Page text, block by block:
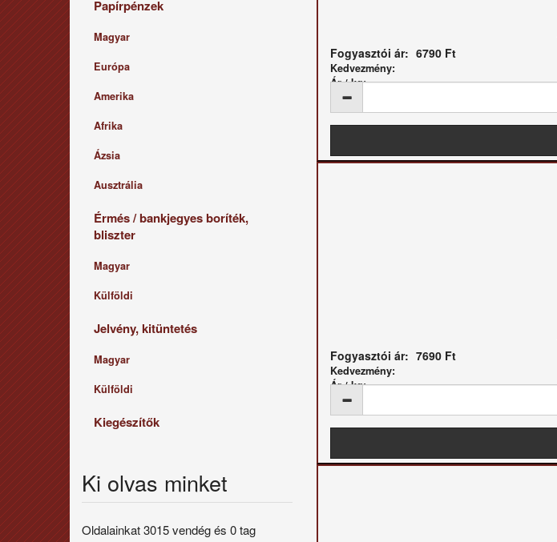
Fogyasztói ár: 6790 Ft
Kedvezmény:
Ár / kg:
Fogyasztói ár: 7690 Ft
Kedvezmény:
Ár / kg:
Papírpénzek
Magyar
Európa
Amerika
Afrika
Ázsia
Ausztrália
Érmés / bankjegyes boríték,
bliszter
Magyar
Külföldi
Jelvény, kitüntetés
Magyar
Külföldi
Kiegészítők
Ki olvas minket
Oldalainkat 3015 vendég és 0 tag